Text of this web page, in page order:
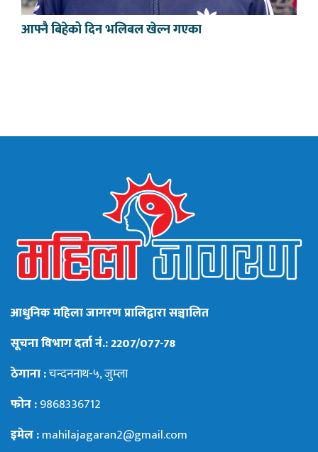
आफ्नै बिहेको दिन भलिबल खेल्न गएका
आधुनिक महिला जागरण प्रालिद्वारा सञ्चालित
सूचना विभाग दर्ता नं.: 2207/077-78
ठेगाना :चन्दननाथ-५, जुम्ला
फोन :9868336712
इमेल :mahilajagaran2@gmail.com